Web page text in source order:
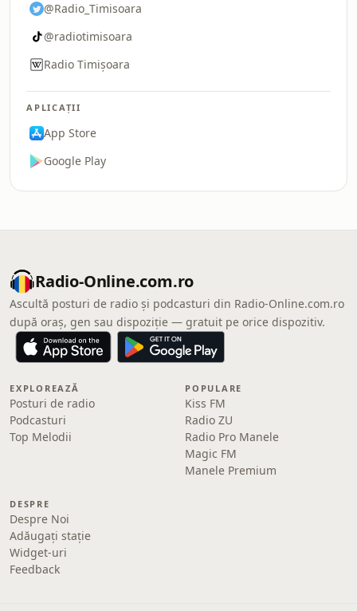
@Radio_Timisoara
@radiotimisoara
Radio Timișoara
APLICAȚII
App Store
Google Play
Radio-Online.com.ro
Ascultă posturi de radio și podcasturi din Radio-Online.com.ro
după oraș, gen sau dispoziție — gratuit pe orice dispozitiv.
EXPLOREAZĂ
Posturi de radio
Podcasturi
Top Melodii
POPULARE
Kiss FM
Radio ZU
Radio Pro Manele
Magic FM
Manele Premium
DESPRE
Despre Noi
Adăugați stație
Widget-uri
Feedback